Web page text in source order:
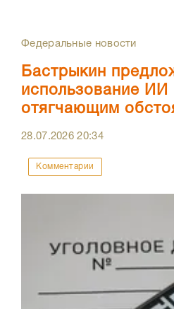
Федеральные новости
Бастрыкин
использование ИИ
отягчающим
28.07.202620:34
Комментарии